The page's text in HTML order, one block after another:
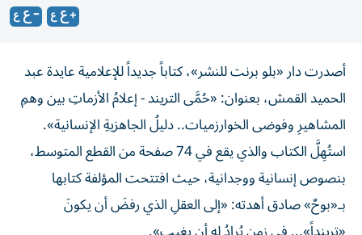
أصدرت دار «بلو برنت للنشر»، كتاباً جديداً للإعلامية عايدة عبد
الحميد القمش، بعنوان: «حُمَّى التريند - إعلامُ الأزماتِ بين وهمِ
المشاهيرِ وفوضى الخوارزميات.. دليلُ الجاهزيةِ الإنسانية».
استُهِلَّ الكتاب والذي يقع في 74 صفحة من القطع المتوسط،
بنصوص إنسانية ووجدانية، حيث افتتحت المؤلفة كتابها
بـ«بوحٌ» صادق أهدته: «إلى العقلِ الذي رفضَ أن يكونَ